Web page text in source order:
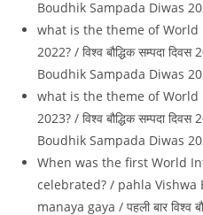
Boudhik Sampada Diwas
what is the theme of
2022? / विश्व बौद्धिक सम्पदा
Boudhik Sampada Diwas
what is the theme of
2023? / विश्व बौद्धिक सम्पदा
Boudhik Sampada Diwas
When was the first World
celebrated? / pahla Vishwa
manaya gaya / पहली बार विश्व